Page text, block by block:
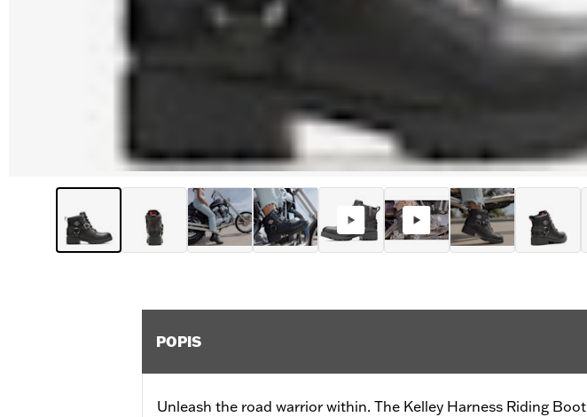
POPIS
Unleash the road warrior within. The Kelley Harness Riding Boot